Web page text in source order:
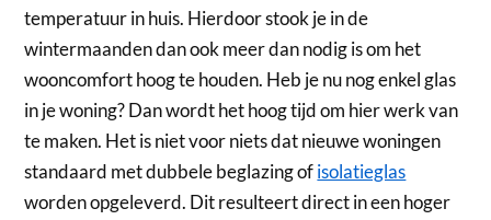
temperatuur in huis. Hierdoor stook je in de
wintermaanden dan ook meer dan nodig is om het
wooncomfort hoog te houden. Heb je nu nog enkel glas
in je woning? Dan wordt het hoog tijd om hier werk van
te maken. Het is niet voor niets dat nieuwe woningen
standaard met dubbele beglazing ofisolatieglas
worden opgeleverd. Dit resulteert direct in een hoger